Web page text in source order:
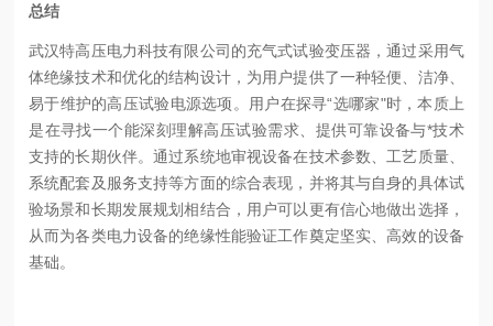
总结
武汉特高压电力科技有限公司的充气式试验变压器，通过采用气
体绝缘技术和优化的结构设计，为用户提供了一种轻便、洁净、
易于维护的高压试验电源选项。用户在探寻“选哪家"时，本质上
是在寻找一个能深刻理解高压试验需求、提供可靠设备与*技术
支持的长期伙伴。通过系统地审视设备在技术参数、工艺质量、
系统配套及服务支持等方面的综合表现，并将其与自身的具体试
验场景和长期发展规划相结合，用户可以更有信心地做出选择，
从而为各类电力设备的绝缘性能验证工作奠定坚实、高效的设备
基础。